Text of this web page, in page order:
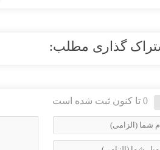
گذاری مطلب:
0 تا کنون ثبت شده است